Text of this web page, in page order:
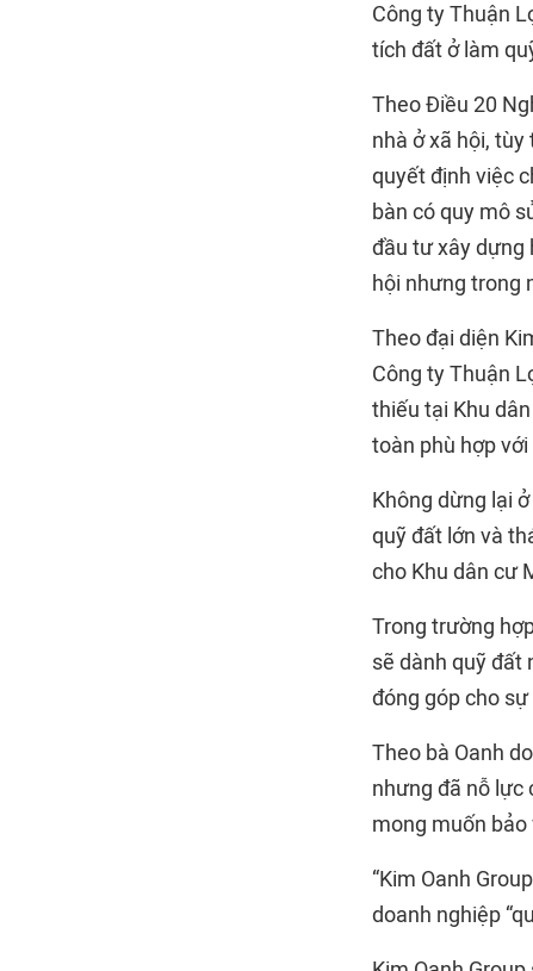
Công ty Thuận
tích đất ở làm
Theo Điều 20
nhà ở xã hội,
quyết định việc
bàn có quy mô
đầu tư xây dựng
hội nhưng trong
Theo đại diện
Công ty Thuận
thiếu tại Khu
toàn phù hợp
Không dừng lại
quỹ đất lớn và
cho Khu dân cư
Trong trường
sẽ dành quỹ đất
đóng góp cho
Theo bà Oanh
nhưng đã nỗ lực
mong muốn bảo
“Kim Oanh
doanh nghiệp